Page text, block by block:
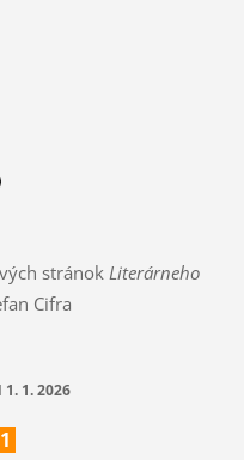
stránok Literárneho
Cifra
1. 2026